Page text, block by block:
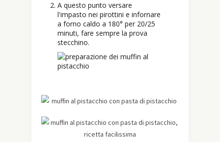
A questo punto versare
l'impasto nei pirottini e infornare
a forno caldo a 180° per 20/25
minuti, fare sempre la prova
stecchino.